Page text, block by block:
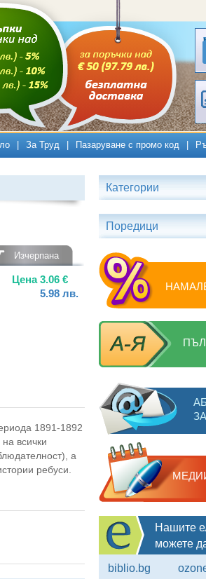
За Труд Пазаруване с промо код
Изчерпана
Цена3.06 €
5.98 лв.
1891-1892
всички
а
ребуси.
Категории
Поредици
Нашите
можете
biblio.bg